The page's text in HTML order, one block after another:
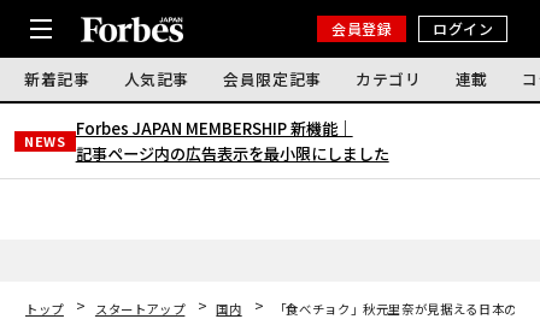
会員登録 ログイン
新着記事 人気記事 会員限定記事 カテゴリ 連載
NEWS
Forbes JAPAN MEMBERSHIP 新機能｜
記事ページ内の広告表示を最小限にしました
トップ スタートアップ 国内
「食べチョク」秋元里奈が見据える日本の農